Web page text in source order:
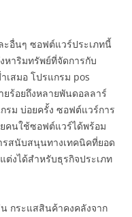
อื่นๆ ซอฟต์แวร์ประเภทนี้
หาริมทรัพย์ที่จัดการกับ
สมอ โปรแกรม pos
ร้อยถึงหลายพันดอลลาร์
รม บ่อยครั้ง ซอฟต์แวร์การ
นใช้ซอฟต์แวร์ได้พร้อม
สนับสนุนทางเทคนิคที่ยอด
งได้สำหรับธุรกิจประเภท
กระแสสินค้าคงคลังจาก